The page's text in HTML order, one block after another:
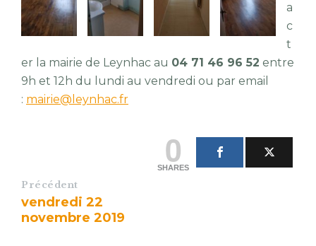
a
c
t
er la mairie de Leynhac au 04 71 46 96 52 entre
9h et 12h du lundi au vendredi ou par email
: mairie@leynhac.fr
0
SHARES
Précédent
vendredi 22
novembre 2019